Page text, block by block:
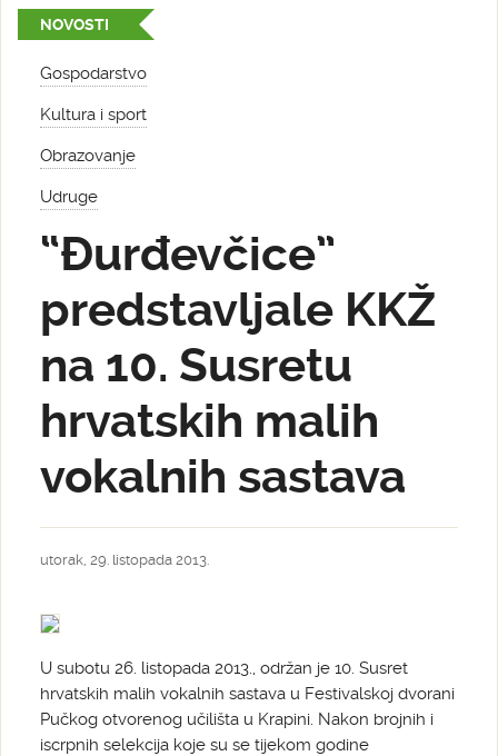
NOVOSTI
Gospodarstvo
Kultura i sport
Obrazovanje
Udruge
“Đurđevčice”
predstavljale KKŽ
na 10. Susretu
hrvatskih malih
vokalnih sastava
utorak, 29. listopada 2013.
U subotu 26. listopada 2013., održan je 10. Susret
hrvatskih malih vokalnih sastava u Festivalskoj dvorani
Pučkog otvorenog učilišta u Krapini. Nakon brojnih i
iscrpnih selekcija koje su se tijekom godine